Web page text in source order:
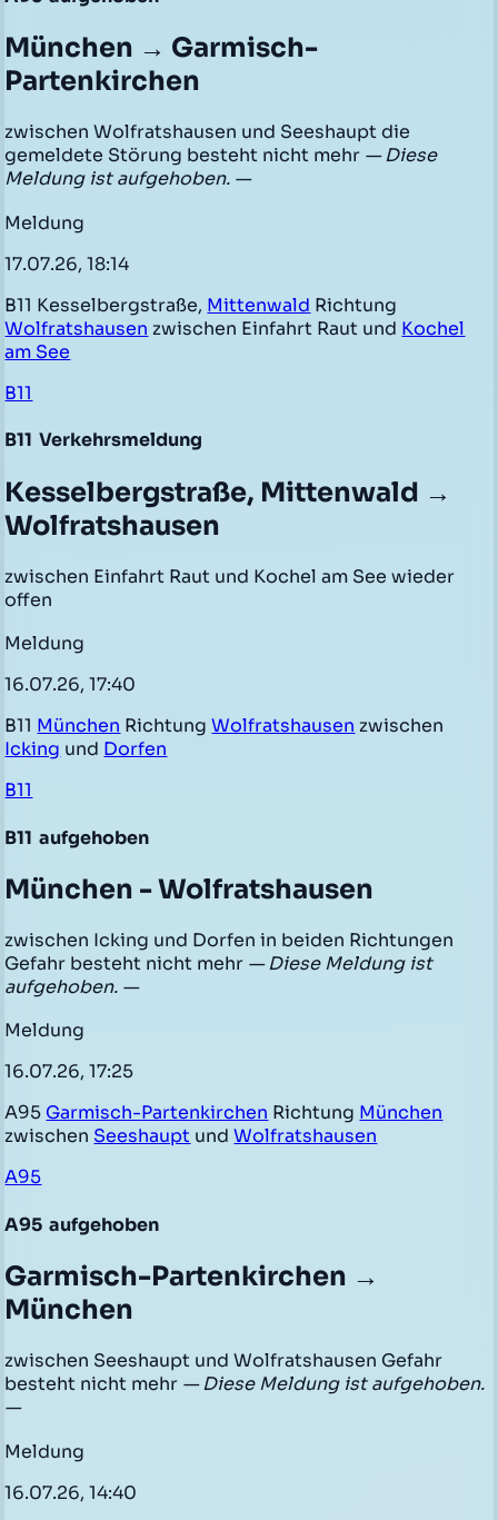
München → Garmisch-
Partenkirchen
zwischen Wolfratshausen und Seeshaupt die
gemeldete Störung besteht nicht mehr — Diese
Meldung ist aufgehoben. —
Meldung
17.07.26, 18:14
B11 Kesselbergstraße, Mittenwald Richtung
Wolfratshausen zwischen Einfahrt Raut und Kochel
am See
B11
B11 Verkehrsmeldung
Kesselbergstraße, Mittenwald →
Wolfratshausen
zwischen Einfahrt Raut und Kochel am See wieder
offen
Meldung
16.07.26, 17:40
B11 München RichtungWolfratshausen zwischen
Icking und Dorfen
B11
B11 aufgehoben
München - Wolfratshausen
zwischen Icking und Dorfen in beiden Richtungen
Gefahr besteht nicht mehr — Diese Meldung ist
aufgehoben. —
Meldung
16.07.26, 17:25
A95 Garmisch-Partenkirchen Richtung München
zwischen Seeshaupt undWolfratshausen
A95
A95 aufgehoben
Garmisch-Partenkirchen →
München
zwischen Seeshaupt und Wolfratshausen Gefahr
besteht nicht mehr — Diese Meldung ist aufgehoben.
—
Meldung
16.07.26, 14:40